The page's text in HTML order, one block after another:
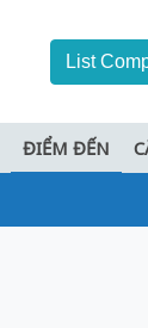
List
ĐIỂM ĐẾN